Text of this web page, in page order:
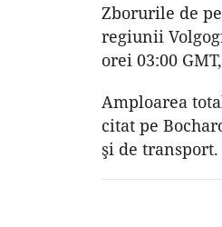
Zborurile de
regiunii
orei 03:00
Amploarea
citat pe
şi de transport.